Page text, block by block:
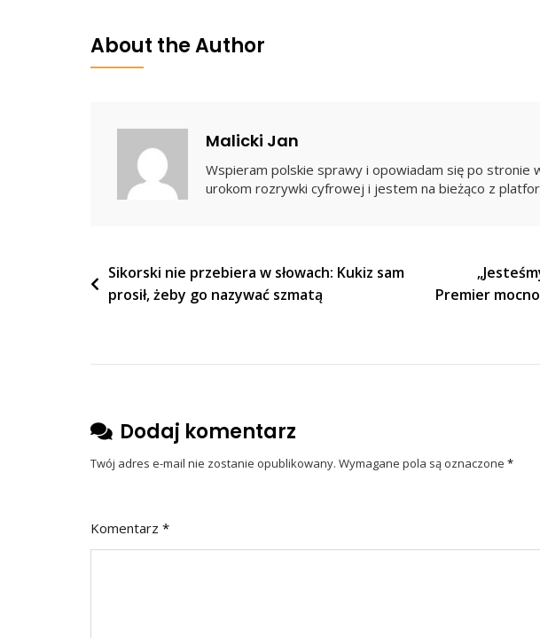
Wzniecenie
Buntu
About the Author
Malicki Jan
Wspieram polskie sprawy i opowiadam się po stronie
urokom rozrywki cyfrowej i jestem na bieżąco z
Nawigacja
wpisu
Sikorski nie przebiera w słowach: Kukiz sam
prosił, żeby go nazywać szmatą
Premier
Dodaj komentarz
Twój adres e-mail nie zostanie opublikowany. Wymagane pola są oznaczone *
Komentarz *